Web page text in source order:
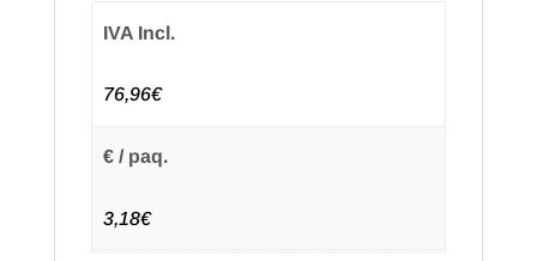
IVA Incl.
76,96€
€ / paq.
3,18€